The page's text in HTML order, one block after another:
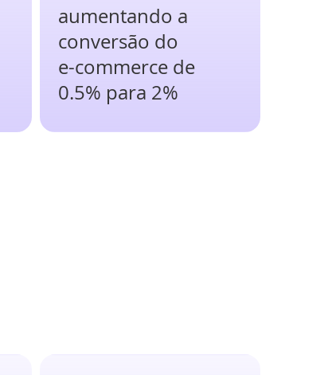
aumentando a
conversão do
e-commerce de
0.5% para 2%